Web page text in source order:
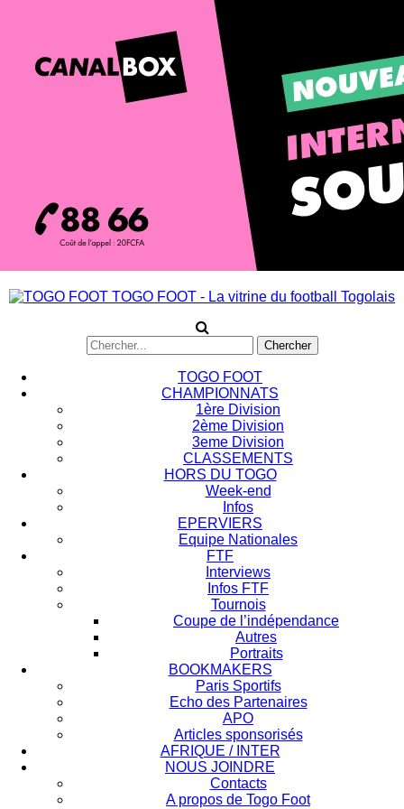
TOGO FOOT - La vitrine du football Togolais
TOGO FOOT
CHAMPIONNATS
1ère Division
2ème Division
3eme Division
CLASSEMENTS
HORS DU TOGO
Week-end
Infos
EPERVIERS
Equipe Nationales
FTF
Interviews
Infos FTF
Tournois
Coupe de l’indépendance
Autres
Portraits
BOOKMAKERS
Paris Sportifs
Echo des Partenaires
APO
Articles sponsorisés
AFRIQUE / INTER
NOUS JOINDRE
Contacts
A propos de Togo Foot